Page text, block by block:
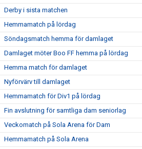
Derby i sista matchen
Hemmamatch på lördag
Söndagsmatch hemma för damlaget
Damlaget möter Boo FF hemma på lördag
Hemma match för damlaget
Nyförvärv till damlaget
Hemmamatch för Div1 på lördag
Fin avslutning för samtliga dam seniorlag
Veckomatch på Sola Arena för Dam
Hemmamatch på Sola Arena